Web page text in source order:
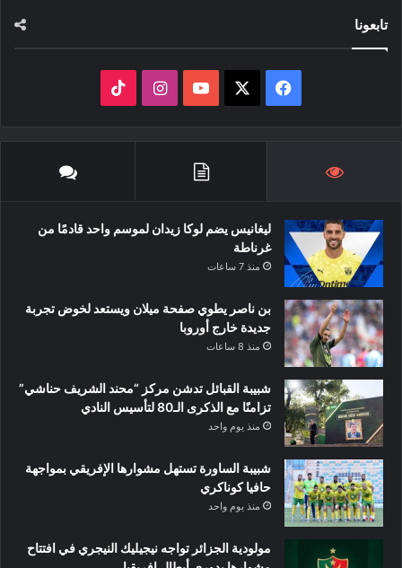
تابعونا
فيسبوك ‫YouTubeانستقرام
ليغانيس يضم لوكا زيدان لموسم واحد قادمًا من
غرناطة
منذ 7 ساعات
بن ناصر يطوي صفحة ميلان ويستعد لخوض تجربة
جديدة خارج أوروبا
منذ 8 ساعات
شبيبة القبائل تدشن مركز “محند الشريف حناشي”
تزامنًا مع الذكرى الـ80 لتأسيس النادي
منذ يوم واحد
شبيبة الساورة تستهل مشوارها الإفريقي بمواجهة
حافيا كوناكري
منذ يوم واحد
مولودية الجزائر تواجه نيجيليك النيجري في افتتاح